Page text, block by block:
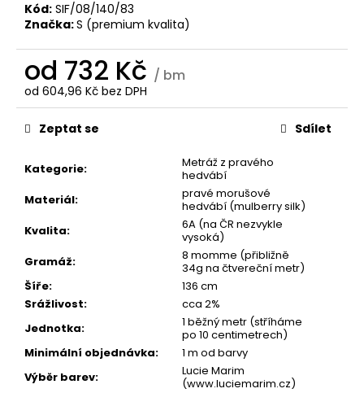
Kód: SIF/08/140/83
Značka:S (premium kvalita)
od 732 Kč / bm
od 604,96 Kč bez DPH
Měrná
cena:
Kategorie:
Metráž z pravého
hedvábí
Materiál:
pravé morušové
hedvábí (mulberry silk)
Kvalita:
6A (na ČR nezvykle
vysoká)
Gramáž:
8 momme (přibližně
34g na čtvereční metr)
Šíře:
136 cm
Srážlivost:
cca 2%
Jednotka:
1 běžný metr (stříháme
po 10 centimetrech)
Minimální objednávka:
1 m od barvy
Výběr barev:
Lucie Marim
(www.luciemarim.cz)
Zeptat se Sdílet